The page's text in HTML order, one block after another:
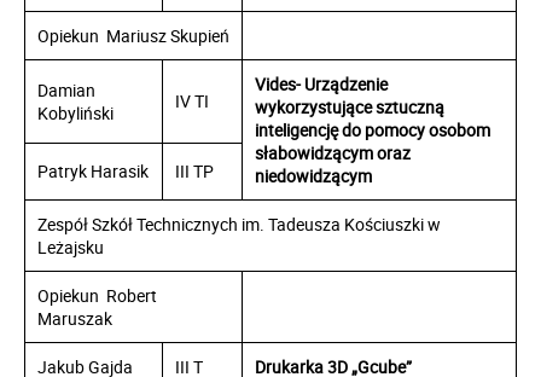
Opiekun Mariusz Skupień
Damian
Kobyliński
IV TI
Vides- Urządzenie
wykorzystujące sztuczną
inteligencję do pomocy osobom
słabowidzącym oraz
niedowidzącym
Patryk Harasik III TP
Zespół Szkół Technicznych im. Tadeusza Kościuszki w
Leżajsku
Opiekun Robert
Maruszak
Jakub Gajda III T Drukarka 3D „Gcube”